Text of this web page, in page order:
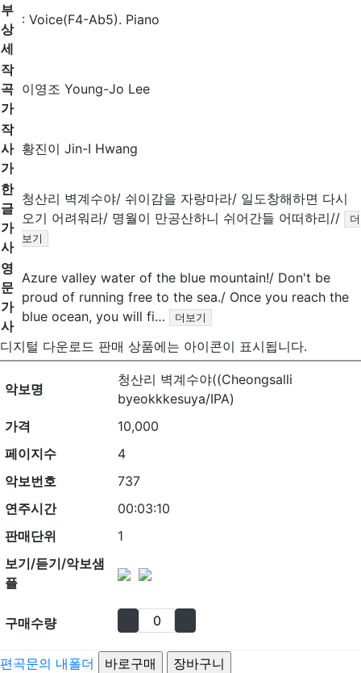
부
상
세
: Voice(F4-Ab5). Piano
작
곡
가
이영조 Young-Jo Lee
작
사
가
황진이 Jin-I Hwang
한
글
가
사
청산리 벽계수야/ 쉬이감을 자랑마라/ 일도창해하면 다시
오기 어려워라/ 명월이 만공산하니 쉬어간들 어떠하리//
더
보기
영
문
가
사
Azure valley water of the blue mountain!/ Don't be
proud of running free to the sea./ Once you reach the
blue ocean, you will fi…
더보기
디지털 다운로드 판매 상품에는 아이콘이 표시됩니다.
악보명
청산리 벽계수야((Cheongsalli
byeokkkesuya/IPA)
가격
10,000
페이지수
4
악보번호
737
연주시간
00:03:10
판매단위
1
보기/듣기/악보샘
플
구매수량
편곡문의 내폴더